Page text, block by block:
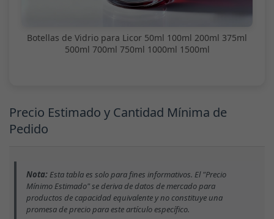
Botellas de Vidrio para Licor 50ml 100ml 200ml 375ml
500ml 700ml 750ml 1000ml 1500ml
Precio Estimado y Cantidad Mínima de
Pedido
Nota:Esta tabla es solo para fines informativos. El "Precio
Mínimo Estimado" se deriva de datos de mercado para
productos de capacidad equivalente y no constituye una
promesa de precio para este artículo específico.